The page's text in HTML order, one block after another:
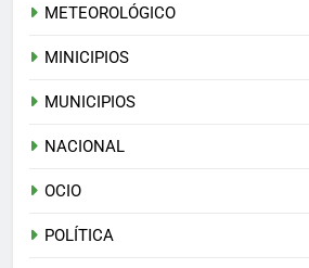
METEOROLÓGICO
MINICIPIOS
MUNICIPIOS
NACIONAL
OCIO
POLÍTICA